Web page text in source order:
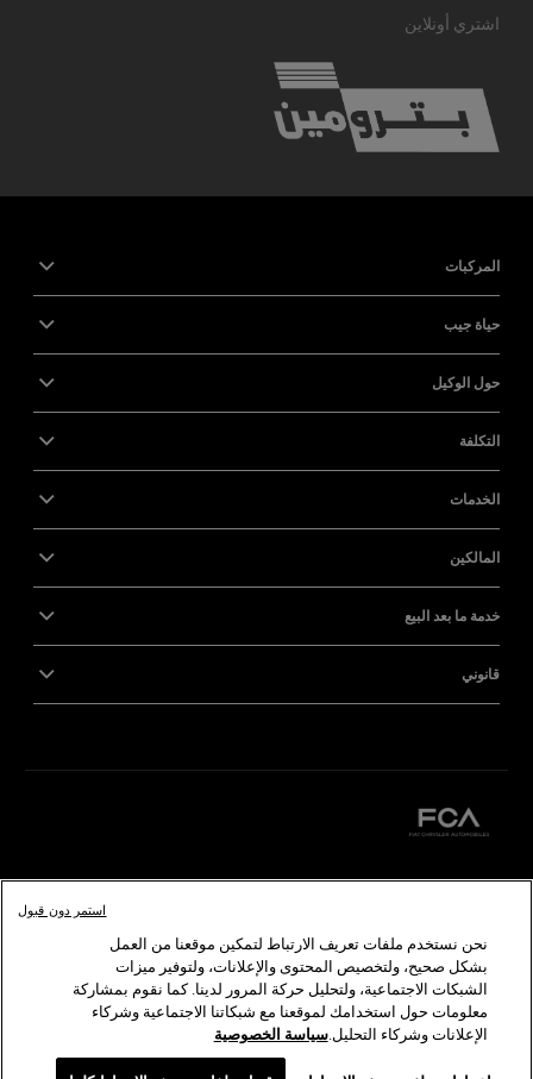
اشتري أونلاين
المركبات
حياة جيب
حول الوكيل
التكلفة
الخدمات
المالكين
خدمة ما بعد البيع
قانوني
©2026 FCA US LLC. جميع الحقوق محفوظة. كرايسلر، دودج، جيب، رام، موبار، إس آر تي هي
لاستخدامها تصريح.
نحن نستخدم ملفات تعريف الارتباط لتمكين موقعنا من العمل
بشكل صحيح، ولتخصيص المحتوى والإعلانات، ولتوفير ميزات
الشبكات الاجتماعية، ولتحليل حركة المرور لدينا. كما نقوم بمشاركة
معلومات حول استخدامك لموقعنا مع شبكاتنا الاجتماعية وشركاء
الإعلانات وشركاء التحليل.سياسة الخصوصية
استمر دون قبول